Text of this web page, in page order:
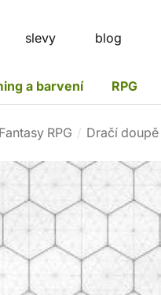
slevy blog
a barvení RPG
Fantasy RPG Dračí doupě